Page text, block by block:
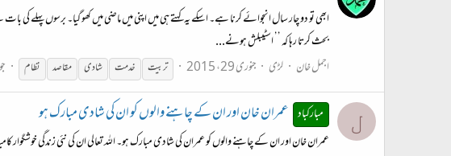
ابھی تو دو چار سال انجوائے کرنا ہے۔ اسکے یہ کہتے ہی میں اپنی میں ماضی میں کھو گیا۔ برسوں
بحث کرتا رہا کہ ’’ اسٹیبلش ہونے...
اجمل خان
لڑی جنوری 29، 2015 تربیت خدمت شادی مقاصد نظام
ل مبارکباد عمران خان اور ان کے چاہنے والوں کو ان کی شادی مبارک ہو
عمران خان اور ان کے چاہنے والوں کو عمران کی شادی مبارک ہو۔ اللہ تعالی ان کی نئی زندگی خوشگوار